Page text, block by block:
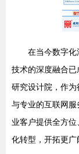
在当今数字
技术的深度融合
研究设计院，作为
与专业的互联网
业客户提供全方
化转型，开拓更广